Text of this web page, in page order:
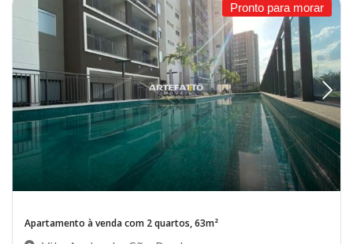
Pronto para morar
Apartamento à venda com 2 quartos, 63m²